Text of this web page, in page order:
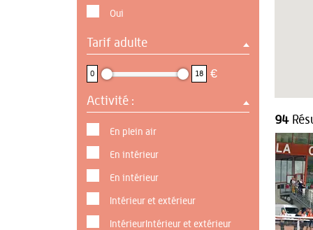
Oui
Tarif adulte
0 18 €
Activité :
En plein air
En intérieur
En intérieur
Intérieur et extérieur
IntérieurIntérieur et extérieur
94